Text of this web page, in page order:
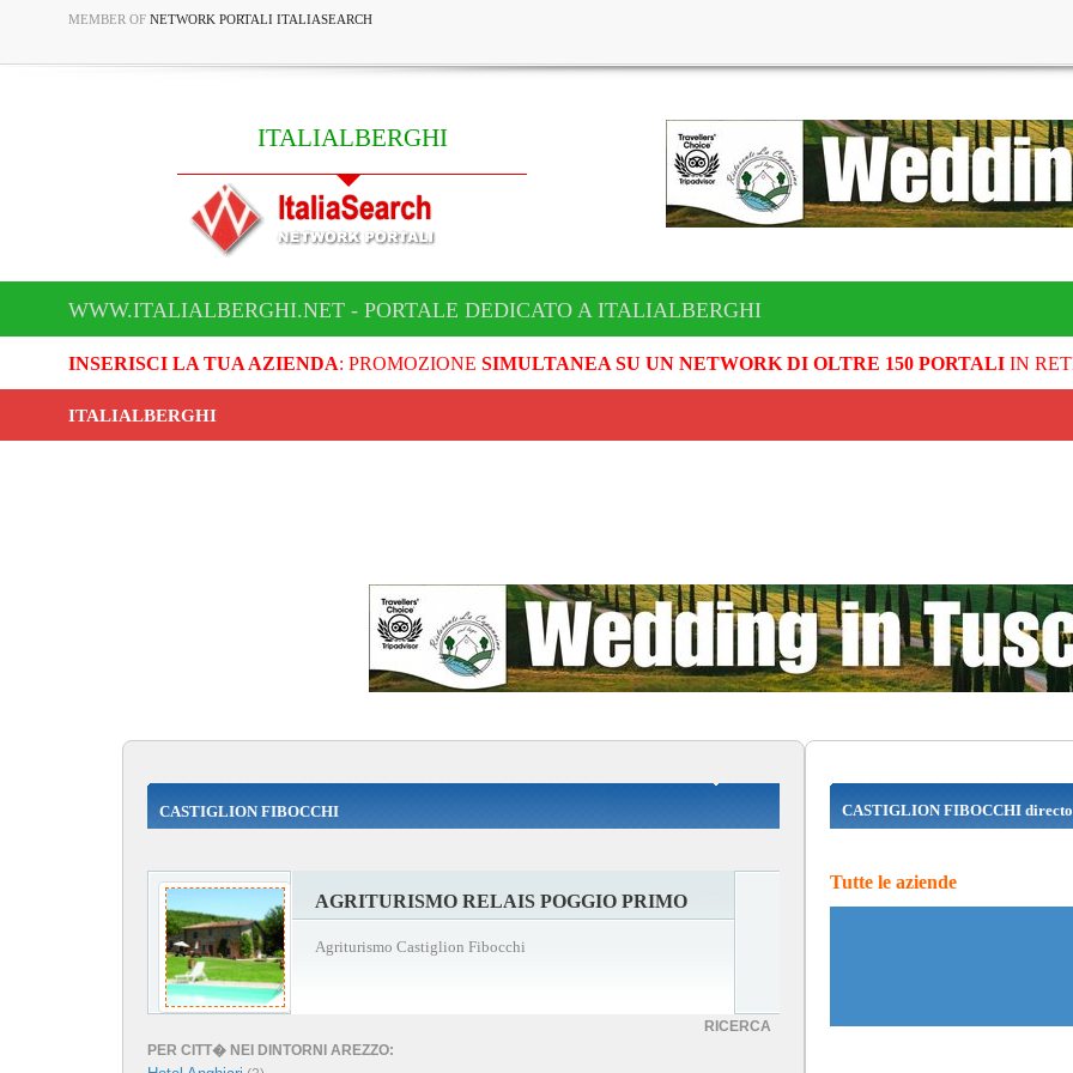
MEMBER OF NETWORK PORTALI ITALIASEARCH
ITALIALBERGHI
WWW.ITALIALBERGHI.NET - PORTALE DEDICATO A ITALIALBERGHI
INSERISCI LA TUA AZIENDA: PROMOZIONE SIMULTANEA SU UN NETWORK DI OLTRE 150 PORTALIIN
ITALIALBERGHI
CASTIGLION FIBOCCHI
AGRITURISMO RELAIS POGGIO PRIMO
Agriturismo Castiglion Fibocchi
RICERCA
PER CITT� NEI DINTORNI AREZZO:
CASTIGLION FIBOCCHI
Tutte le aziende